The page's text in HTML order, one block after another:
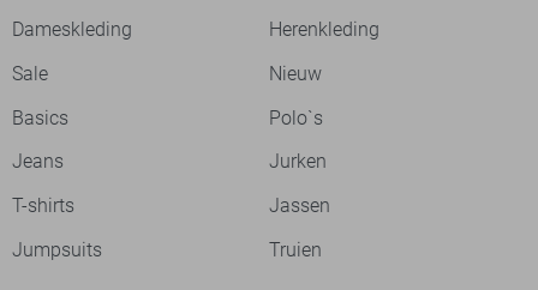
Dameskleding
Herenkleding
Sale
Nieuw
Basics
Polo`s
Jeans
Jurken
T-shirts
Jassen
Jumpsuits
Truien